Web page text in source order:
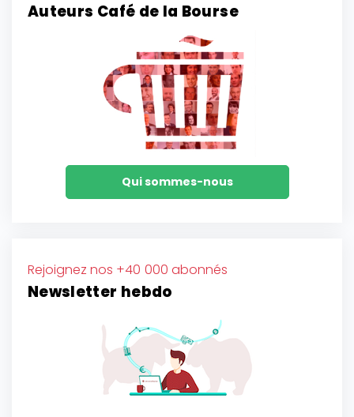
Auteurs Café de la Bourse
Qui sommes-nous
Rejoignez nos +40 000 abonnés
Newsletter hebdo